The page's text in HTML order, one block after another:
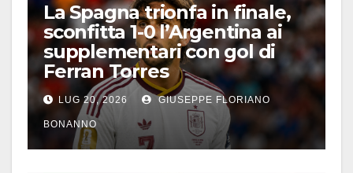
La Spagna trionfa in finale,
sconfitta 1-0 l’Argentina ai
supplementari con gol di
Ferran Torres
LUG 20, 2026 GIUSEPPE FLORIANO
BONANNO